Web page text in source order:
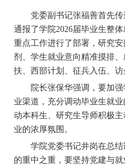
党委副书记张福善首先传
通报了学院2026届毕业生整
重点工作进行了部署，研究
剂、学生就业意向精准摸排
扶、西部计划、征兵入伍、
院长张保华强调，要加强
业渠道，充分调动毕业生就
动本科生、研究生导师积极
业的浓厚氛围。
学院党委书记井岗在总结
的重中之重，要坚持党建与